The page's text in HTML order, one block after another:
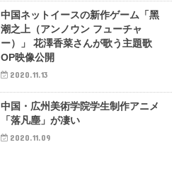
中国ネットイースの新作ゲーム「黑
潮之上（アンノウン フューチャ
ー）」 花澤香菜さんが歌う主題歌
OP映像公開
2020.11.13
中国・広州美術学院学生制作アニメ
「落凡塵」が凄い
2020.11.09